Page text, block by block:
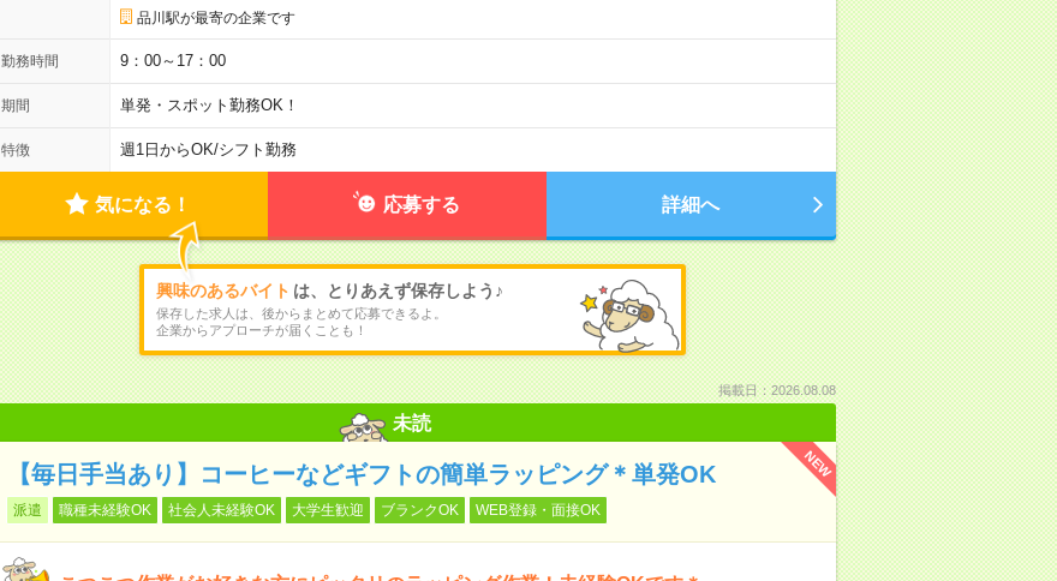
品川駅が最寄の企業です
勤務時間 9：00～17：00
期間 単発・スポット勤務OK！
特徴 週1日からOK/シフト勤務
気になる！ 応募する 詳細へ
興味のあるバイト は、とりあえず保存しよう♪
保存した求人は、後からまとめて応募できるよ。
企業からアプローチが届くことも！
掲載日：2026.08.08
未読
NEW
【毎日手当あり】コーヒーなどギフトの簡単ラッピング＊単発OK
派遣 職種未経験OK 社会人未経験OK 大学生歓迎 ブランクOK WEB登録・面接OK